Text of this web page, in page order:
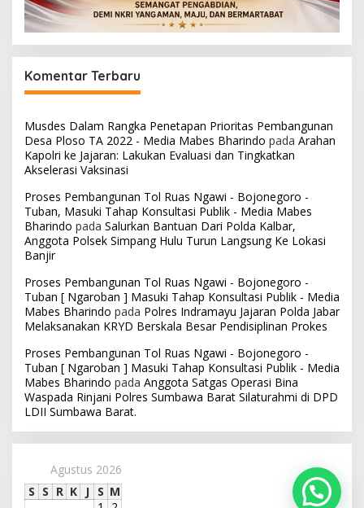
Komentar Terbaru
Musdes Dalam Rangka Penetapan Prioritas Pembangunan
Desa Ploso TA 2022 - Media Mabes Bharindo pada Arahan
Kapolri ke Jajaran: Lakukan Evaluasi dan Tingkatkan
Akselerasi Vaksinasi
Proses Pembangunan Tol Ruas Ngawi - Bojonegoro -
Tuban, Masuki Tahap Konsultasi Publik - Media Mabes
Bharindo pada Salurkan Bantuan Dari Polda Kalbar,
Anggota Polsek Simpang Hulu Turun Langsung Ke Lokasi
Banjir
Proses Pembangunan Tol Ruas Ngawi - Bojonegoro -
Tuban [ Ngaroban ] Masuki Tahap Konsultasi Publik - Media
Mabes Bharindo pada Polres Indramayu Jajaran Polda Jabar
Melaksanakan KRYD Berskala Besar Pendisiplinan Prokes
Proses Pembangunan Tol Ruas Ngawi - Bojonegoro -
Tuban [ Ngaroban ] Masuki Tahap Konsultasi Publik - Media
Mabes Bharindo pada Anggota Satgas Operasi Bina
Waspada Rinjani Polres Sumbawa Barat Silaturahmi di DPD
LDII Sumbawa Barat.
Agustus 2026
S S R K J S M